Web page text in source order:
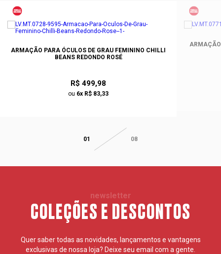
ARMAÇÃO PARA ÓCULOS DE GRAU FEMININO CHILLI
BEANS REDONDO ROSÉ
R$ 499,98
ou 6x R$ 83,33
01 08
newsletter
COLEÇÕES E DESCONTOS
Quer saber todas as novidades, lançamentos e vantagens
exclusivas de nossa loja? Deixe seu email com a gente.